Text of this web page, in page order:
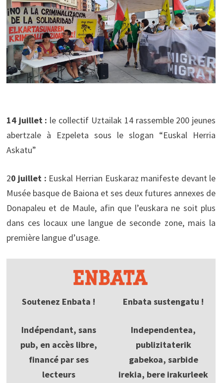
14 juillet : le collectif Uztailak 14 rassemble 200 jeunes
abertzale à Ezpeleta sous le slogan “Euskal Herria
Askatu”
20 juillet : Euskal Herrian Euskaraz manifeste devant le
Musée basque de Baiona et ses deux futures annexes de
Donapaleu et de Maule, afin que l’euskara ne soit plus
dans ces locaux une langue de seconde zone, mais la
première langue d’usage.
Soutenez Enbata !
Indépendant, sans
pub, en accès libre,
financé par ses
lecteurs
Enbata sustengatu !
Independentea,
publizitaterik
gabekoa, sarbide
irekia, bere irakurleek